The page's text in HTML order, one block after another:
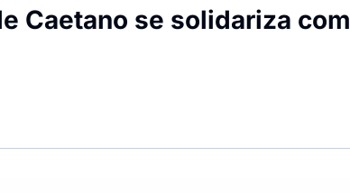
Caetano se solidariza com